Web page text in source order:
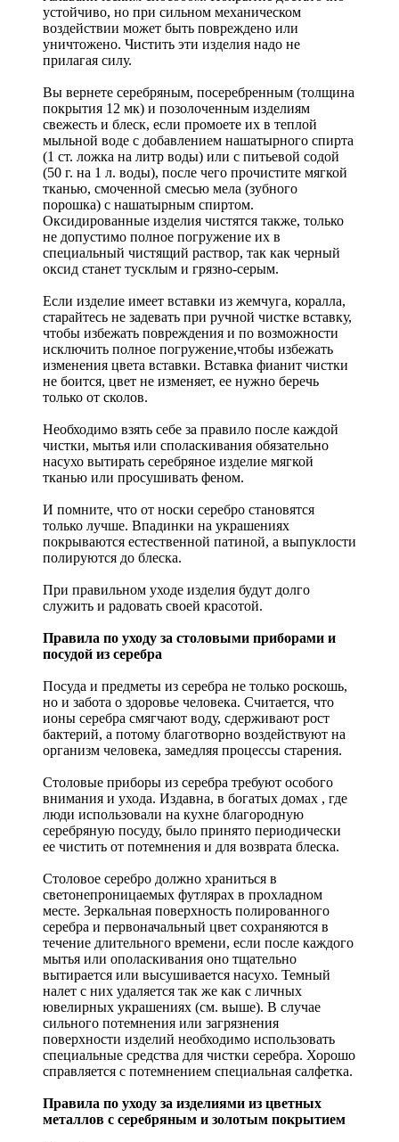
устойчиво, но при сильном механическом
воздействии может быть повреждено или
уничтожено. Чистить эти изделия надо не
прилагая силу.
Вы вернете серебряным, посеребренным (толщина
покрытия 12 мк) и позолоченным изделиям
свежесть и блеск, если промоете их в теплой
мыльной воде с добавлением нашатырного спирта
(1 ст. ложка на литр воды) или с питьевой содой
(50 г. на 1 л. воды), после чего прочистите мягкой
тканью, смоченной смесью мела (зубного
порошка) с нашатырным спиртом.
Оксидированные изделия чистятся также, только
не допустимо полное погружение их в
специальный чистящий раствор, так как черный
оксид станет тусклым и грязно-серым.
Если изделие имеет вставки из жемчуга, коралла,
старайтесь не задевать при ручной чистке вставку,
чтобы избежать повреждения и по возможности
исключить полное погружение,чтобы избежать
изменения цвета вставки. Вставка фианит чистки
не боится, цвет не изменяет, ее нужно беречь
только от сколов.
Необходимо взять себе за правило после каждой
чистки, мытья или споласкивания обязательно
насухо вытирать серебряное изделие мягкой
тканью или просушивать феном.
И помните, что от носки серебро становятся
только лучше. Впадинки на украшениях
покрываются естественной патиной, а выпуклости
полируются до блеска.
При правильном уходе изделия будут долго
служить и радовать своей красотой.
Правила по уходу за столовыми приборами и
посудой из серебра
Посуда и предметы из серебра не только роскошь,
но и забота о здоровье человека. Считается, что
ионы серебра смягчают воду, сдерживают рост
бактерий, а потому благотворно воздействуют на
организм человека, замедляя процессы старения.
Столовые приборы из серебра требуют особого
внимания и ухода. Издавна, в богатых домах , где
люди использовали на кухне благородную
серебряную посуду, было принято периодически
ее чистить от потемнения и для возврата блеска.
Столовое серебро должно храниться в
светонепроницаемых футлярах в прохладном
месте. Зеркальная поверхность полированного
серебра и первоначальный цвет сохраняются в
течение длительного времени, если после каждого
мытья или ополаскивания оно тщательно
вытирается или высушивается насухо. Темный
налет с них удаляется так же как с личных
ювелирных украшениях (см. выше). В случае
сильного потемнения или загрязнения
поверхности изделий необходимо использовать
специальные средства для чистки серебра. Хорошо
справляется с потемнением специальная салфетка.
Правила по уходу за изделиями из цветных
металлов с серебряным и золотым покрытием